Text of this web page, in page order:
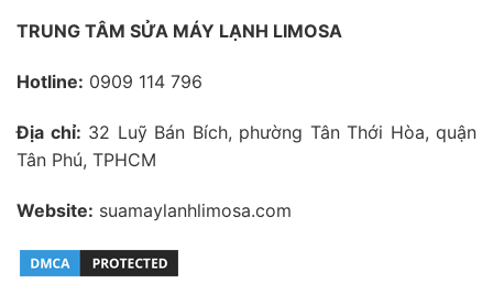
TRUNG TÂM SỬA MÁY LẠNH LIMOSA
Hotline: 0909 114 796
Địa chỉ: 32 Luỹ Bán Bích, phường Tân Thới Hòa, quận
Tân Phú, TPHCM
Website: suamaylanhlimosa.com